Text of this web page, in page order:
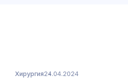
Хирургия24.04.2024